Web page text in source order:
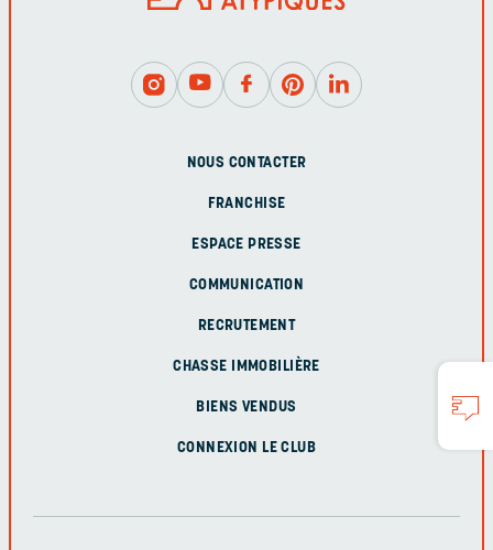
NOUS CONTACTER
FRANCHISE
ESPACE PRESSE
COMMUNICATION
RECRUTEMENT
CHASSE IMMOBILIÈRE
BIENS VENDUS
CONNEXION LE CLUB